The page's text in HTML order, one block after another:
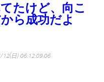
たけど、向こ
ら成功だよ
12(日) 06:12:09.06